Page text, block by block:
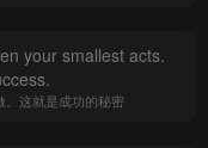
your smallest acts.
。这就是成功的秘密